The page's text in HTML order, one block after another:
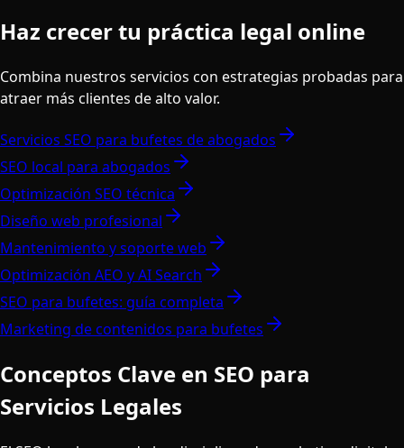
Haz crecer tu práctica legal online
Combina nuestros servicios con estrategias probadas para
atraer más clientes de alto valor.
Servicios SEO para bufetes de abogados
SEO local para abogados
Optimización SEO técnica
Diseño web profesional
Mantenimiento y soporte web
Optimización AEO y AI Search
SEO para bufetes: guía completa
Marketing de contenidos para bufetes
Conceptos Clave en SEO para
Servicios Legales